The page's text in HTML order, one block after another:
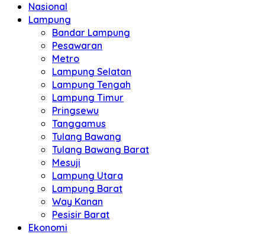
Nasional
Lampung
Bandar Lampung
Pesawaran
Metro
Lampung Selatan
Lampung Tengah
Lampung Timur
Pringsewu
Tanggamus
Tulang Bawang
Tulang Bawang Barat
Mesuji
Lampung Utara
Lampung Barat
Way Kanan
Pesisir Barat
Ekonomi